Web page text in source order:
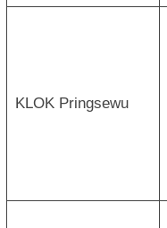
KLOK Pringsewu